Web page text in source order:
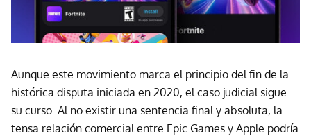
Aunque este movimiento marca el principio del fin de la
histórica disputa iniciada en 2020, el caso judicial sigue
su curso. Al no existir una sentencia final y absoluta, la
tensa relación comercial entre Epic Games y Apple podría